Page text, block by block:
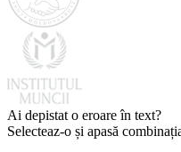
Ai depistat o eroare în text?
Selecteaz-o și apasă